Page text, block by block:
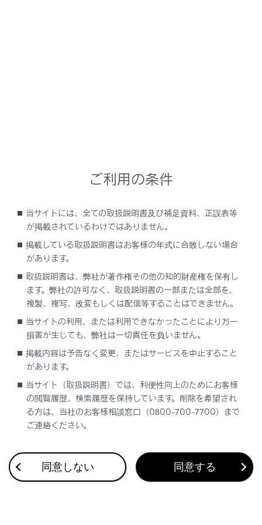
システムのON／OFF を変更する
ディスプレイ表示とシステムの作動状況
合わせて見られているページ
レーダークルーズコントロール
トランスミッション
PDA（プロアクティブドライビングアシスト）
このページは役に立ちましたか？
ご利用の条件
当サイトには、全ての取扱説明書及び補足資料、正誤表等
が掲載されているわけではありません。
掲載している取扱説明書はお客様の年式に合致しない場合
があります。
取扱説明書は、弊社が著作権その他の知的財産権を保有し
ます。弊社の許可なく、取扱説明書の一部または全部を、
複製、複写、改変もしくは配信等することはできません。
当サイトの利用、または利用できなかったことにより万一
損害が生じても、弊社は一切責任を負いません。
掲載内容は予告なく変更、またはサービスを中止すること
があります。
当サイト（取扱説明書）では、利便性向上のためにお客様
の閲覧履歴、検索履歴を保持しています。削除を希望され
る方は、当社のお客様相談窓口（0800-700-7700）まで
ご連絡ください。
同意しない 同意する